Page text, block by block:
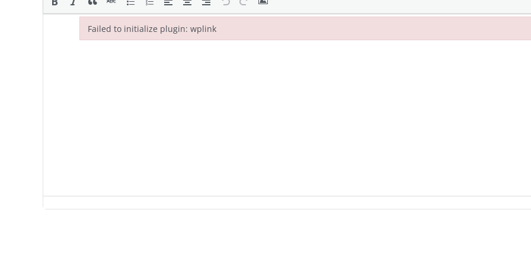
Failed to initialize plugin: wplink
Failed to initialize plugin: wplink